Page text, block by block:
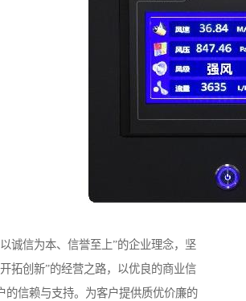
诚信为本、信誉至上”的企业理念，坚
拓创新”的经营之路，以优良的商业信
的信赖与支持。为客户提供质优价廉的